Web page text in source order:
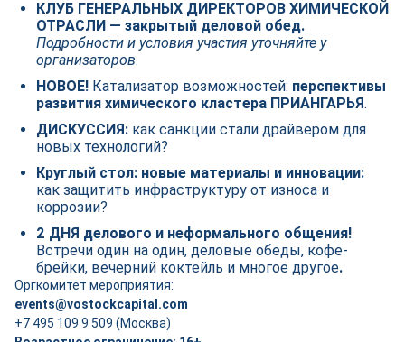
КЛУБ ГЕНЕРАЛЬНЫХ ДИРЕКТОРОВ ХИМИЧЕСКОЙ
ОТРАСЛИ — закрытый деловой обед.
Подробности и условия участия уточняйте у
организаторов.
НОВОЕ! Катализатор возможностей: перспективы
развития химического кластера ПРИАНГАРЬЯ.
ДИСКУССИЯ: как санкции стали драйвером для
новых технологий?
Круглый стол: новые материалы и инновации:
как защитить инфраструктуру от износа и
коррозии?
2 ДНЯ делового и неформального общения!
Встречи один на один, деловые обеды, кофе-
брейки, вечерний коктейль и многое другое.
Оргкомитет мероприятия:
events@vostockcapital.com
+7 495 109 9 509 (Москва)